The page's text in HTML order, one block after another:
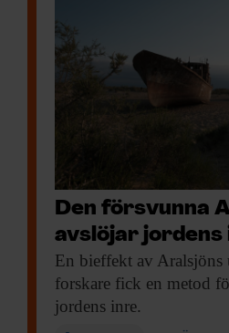
Den försvunna
avslöjar jordens
En bieffekt av
forskare fick en metod
jordens inre.